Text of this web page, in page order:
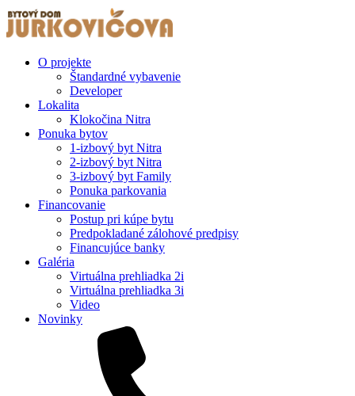
O projekte
Štandardné vybavenie
Developer
Lokalita
Klokočina Nitra
Ponuka bytov
1-izbový byt Nitra
2-izbový byt Nitra
3-izbový byt Family
Ponuka parkovania
Financovanie
Postup pri kúpe bytu
Predpokladané zálohové predpisy
Financujúce banky
Galéria
Virtuálna prehliadka 2i
Virtuálna prehliadka 3i
Video
Novinky